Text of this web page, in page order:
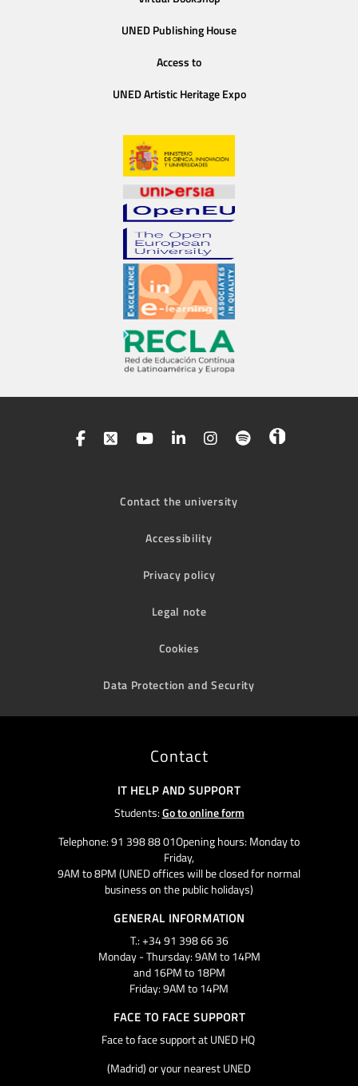
UNED Publishing House
Access to
UNED Artistic Heritage Expo
Contact the university
Accessibility
Privacy policy
Legal note
Cookies
Data Protection and Security
Contact
IT HELP AND SUPPORT
Students:Go to online form
Telephone: 91 398 88 01Opening hours: Monday to
Friday,
9AM to 8PM (UNED offices will be closed for normal
business on the public holidays)
GENERAL INFORMATION
T.: +34 91 398 66 36
Monday - Thursday: 9AM to 14PM
and 16PM to 18PM
Friday: 9AM to 14PM
FACE TO FACE SUPPORT
Face to face support at UNED HQ
(Madrid) or your nearest UNED